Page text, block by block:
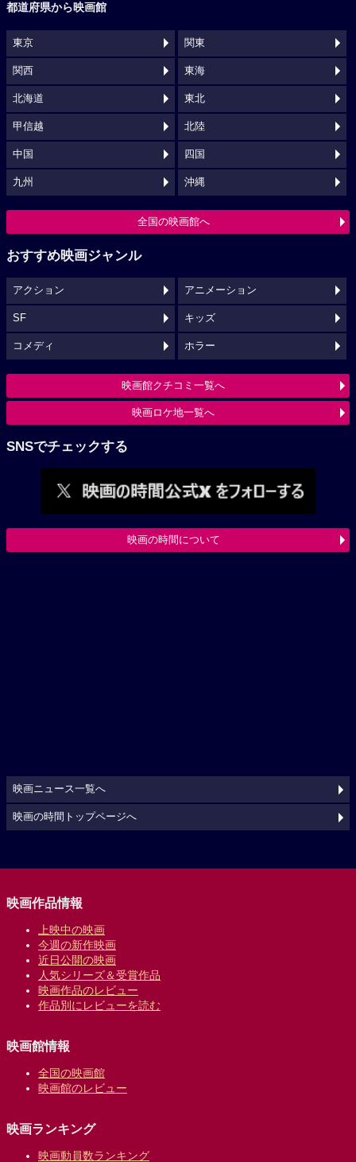
都道府県から映画館
東京 関東
関西 東海
北海道 東北
甲信越 北陸
中国 四国
九州 沖縄
全国の映画館へ
おすすめ映画ジャンル
アクション アニメーション
SF キッズ
コメディ ホラー
映画館クチコミ一覧へ
映画ロケ地一覧へ
SNSでチェックする
映画の時間について
映画ニュース一覧へ
映画の時間トップページへ
映画作品情報
上映中の映画
今週の新作映画
近日公開の映画
人気シリーズ＆受賞作品
映画作品のレビュー
作品別にレビューを読む
映画館情報
全国の映画館
映画館のレビュー
映画ランキング
映画動員数ランキング